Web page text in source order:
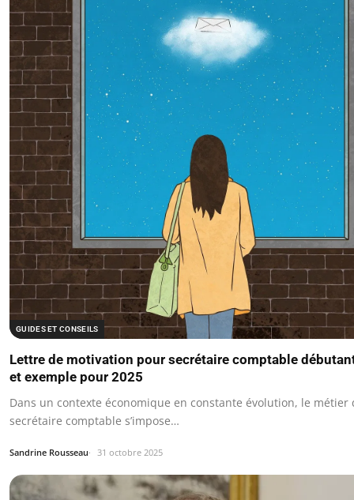
GUIDES ET CONSEILS
Lettre de motivation pour secrétaire comptable
et exemple pour 2025
Dans un contexte économique en constante évolution, le métier
secrétaire comptable s’impose…
Sandrine Rousseau 31 octobre 2025